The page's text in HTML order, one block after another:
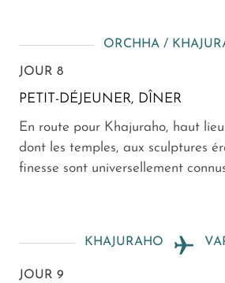
ORCHHA /
JOUR 8
PETIT-DÉJEUNER, DÎNER
En route pour Khajuraho, haut
dont les temples, aux sculptures
finesse sont universellement
KHAJURAHO
JOUR 9